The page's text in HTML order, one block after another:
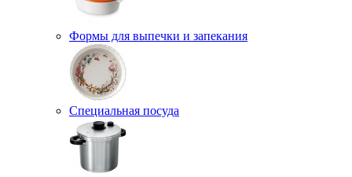
Формы для выпечки и запекания
Специальная посуда